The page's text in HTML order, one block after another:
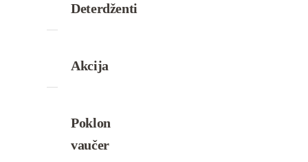
Deterdženti
Akcija
Poklon
vaučer